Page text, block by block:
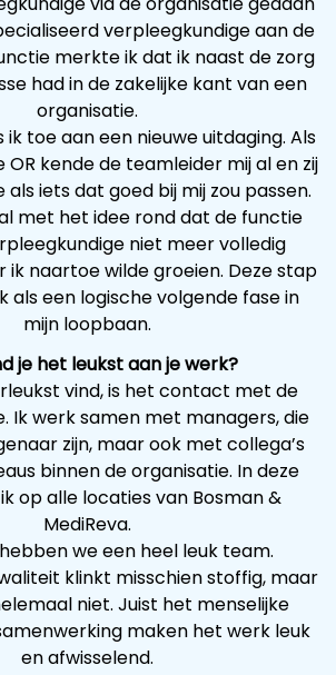
verpleegkundige aan de
merkte ik dat ik naast de zorg
had in de zakelijke kant van een
organisatie.
ik toe aan een nieuwe uitdaging. Als
kende de teamleider mij al en zij
als iets dat goed bij mij zou passen.
met het idee rond dat de functie
niet meer volledig
ik naartoe wilde groeien. Deze stap
als een logische volgende fase in
mijn loopbaan.
je het leukst aan je werk?
vind, is het contact met de
Ik werk samen met managers, die
zijn, maar ook met collega’s
binnen de organisatie. In deze
op alle locaties van Bosman &
MediReva.
we een heel leuk team.
klinkt misschien stoffig, maar
niet. Juist het menselijke
maken het werk leuk
en afwisselend.